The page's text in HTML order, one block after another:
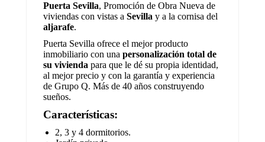
Puerta Sevilla, Promoción de Obra Nueva de
viviendas con vistas a Sevilla y a la cornisa del
aljarafe.
Puerta Sevilla ofrece el mejor producto
inmobiliario con una personalización total de
su vivienda para que le dé su propia identidad,
al mejor precio y con la garantía y experiencia
de Grupo Q. Más de 40 años construyendo
sueños.
Características:
2, 3 y 4 dormitorios.